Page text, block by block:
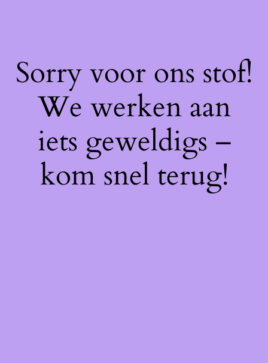
Sorry voor ons stof!
We werken aan
iets geweldigs –
kom snel terug!